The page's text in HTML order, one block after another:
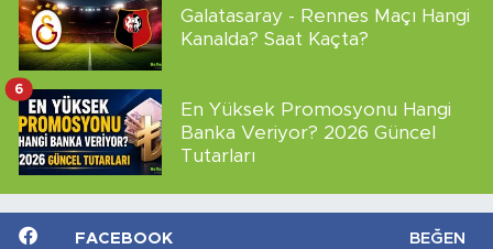
Galatasaray - Rennes Maçı Hangi
Kanalda? Saat Kaçta?
En Yüksek Promosyonu Hangi
Banka Veriyor? 2026 Güncel
Tutarları
6
FACEBOOK BEĞEN